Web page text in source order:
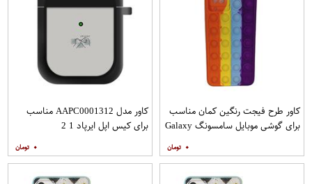
کاور طرح فیجت رنگین کمان مناسب
برای گوشی موبایل سامسونگ Galaxy
۰
کاور مدل AAPC0001312 مناسب
برای کیس اپل ایرپاد 1 2
۰